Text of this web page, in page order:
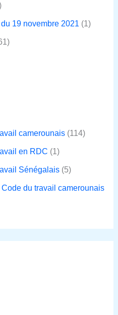
19 novembre 2021 (1)
camerounais(114)
en RDC (1)
Sénégalais(5)
du travail camerounais